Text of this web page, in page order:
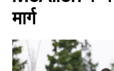
calendar
a
date.
Press
मार्ग